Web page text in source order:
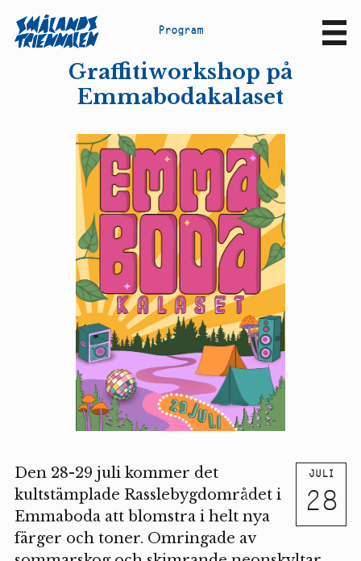
Program
Graffitiworkshop på
Emmabodakalaset
JULI
28
Den 28-29 juli kommer det
kultstämplade Rasslebygdområdet i
Emmaboda att blomstra i helt nya
färger och toner. Omringade av